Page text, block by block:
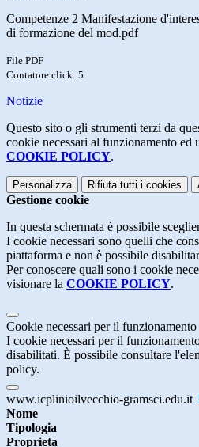
Competenze 2 Manifestazione
di formazione del mod.pdf
File PDF
Contatore click: 5
Notizie
Questo sito o gli strumenti terzi da
cookie necessari al funzionamento
COOKIE POLICY.
Personalizza Rifiuta tutti i cookies
Gestione cookie
In questa schermata è possibile
I cookie necessari sono quelli che
piattaforma e non è possibile
Per conoscere quali sono i cookie
visionare la COOKIE POLICY.
Cookie necessari per il funzionamento
I cookie necessari per il
disabilitati. È possibile consultare
policy.
www.icplinioilvecchio-gramsci.edu.it
Nome
Tipologia
Proprieta